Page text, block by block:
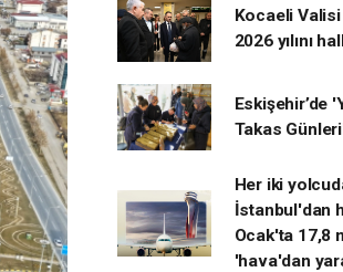
Kocaeli
2026 yılını
Eskişehir’de
Takas
Her iki
İstanbul'dan
Ocak'ta 17,8
'hava'dan